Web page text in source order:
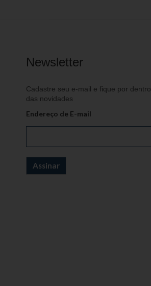
Newsletter
Cadastre seu e-mail e fique por dentro
das novidades
Endereço de E-mail